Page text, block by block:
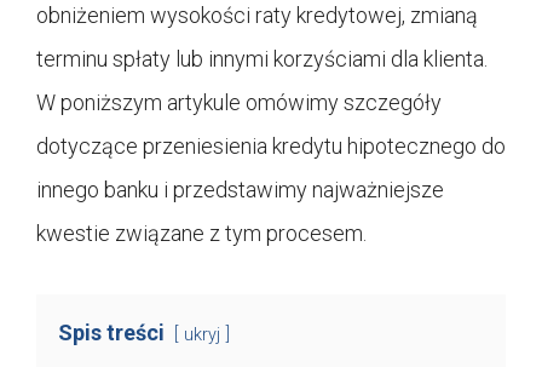
obniżeniem wysokości raty kredytowej, zmianą
terminu spłaty lub innymi korzyściami dla klienta.
W poniższym artykule omówimy szczegóły
dotyczące przeniesienia kredytu hipotecznego do
innego banku i przedstawimy najważniejsze
kwestie związane z tym procesem.
Spis treści ukryj